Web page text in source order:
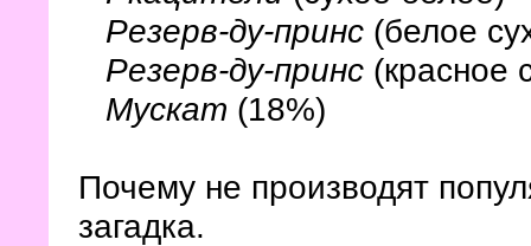
Резерв-ду-принс (белое
Резерв-ду-принс (красное
Мускат (18%)
Почему не производят
загадка.